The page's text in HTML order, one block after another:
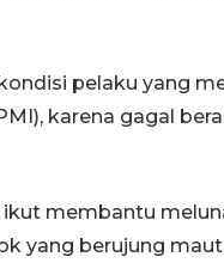
pelaku yang
karena gagal
membantu
yang berujung